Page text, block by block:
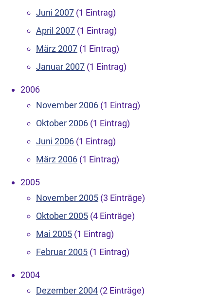
Juni 2007 (1 Eintrag)
April 2007 (1 Eintrag)
März 2007 (1 Eintrag)
Januar 2007 (1 Eintrag)
2006
November 2006 (1 Eintrag)
Oktober 2006 (1 Eintrag)
Juni 2006 (1 Eintrag)
März 2006 (1 Eintrag)
2005
November 2005 (3 Einträge)
Oktober 2005 (4 Einträge)
Mai 2005 (1 Eintrag)
Februar 2005 (1 Eintrag)
2004
Dezember 2004 (2 Einträge)